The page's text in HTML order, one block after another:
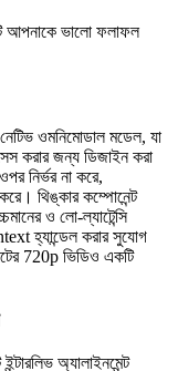
আপনাকে ভালো ফলাফল
ওমনিমোডাল মডেল, যা
করার জন্য ডিজাইন করা
নির্ভর না করে,
থিঙ্কার কম্পোনেন্ট
ও লো-ল্যাটেন্সি
হ্যান্ডেল করার সুযোগ
720p ভিডিও একটি
অ্যালাইনমেন্ট